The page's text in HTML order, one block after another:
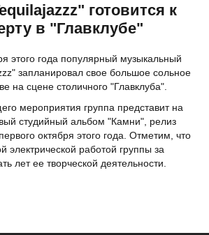
готовится к
в "Главклубе"
этого года популярный музыкальный
запланировал свое большое сольное
на сцене столичного "Главклуба".
мероприятия группа представит на
студийный альбом "Камни", релиз
октября этого года. Отметим, что
электрической работой группы за
лет ее творческой деятельности.